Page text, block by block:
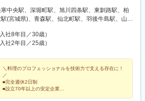
福島県■関東東京都（港区・台東区・中野区・八
／千葉県（千葉市・柏市・船橋市）／神奈川県
静岡県（静岡市・三島市・浜松市）／愛知県（名
／山梨県／富山県／石川県／新潟県／長野県
庫県（神戸市・姫路市）／和歌山県／三重県■中
広島市、福山市）／島根県／岡山県／山口県／
愛媛県／高知県■九州・沖縄福岡県（福岡市・北
／長崎県／熊本県／大分県／宮崎県／鹿児島県
必ず相談の上、決定いたします（基本同じエリア
中央駅、深堀町駅、旭川四条駅、東釧路駅、柏
(宮城県)、青森駅、仙北町駅、羽後牛島駅、山形
駅、葭川公園駅、大神宮下駅、柏駅、新御徒町
都)、京王八王子駅、青梅街道駅、上大岡駅、元住
上諸江駅、新福井駅、岐南駅、六名駅、東松阪
豊津駅(大阪府)、萩原天神駅、くいな橋駅、和田
庫県)、田井ノ瀬駅、下祇園駅、東福山駅、松江
周防下郷駅、香西駅、吉成駅、鎌田駅、薊野
県)、競馬場前駅(福岡県)、鍋島駅、住吉駅(長崎
社8年目／30歳）
社2年目／25歳）
＼料理のプロフェッショナルを技術力で支える存在に！
／
■完全週休2日制
■設立70年以上の安定企業